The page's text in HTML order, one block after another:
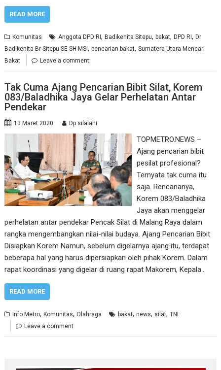
READ MORE
Komunitas Anggota DPD RI,Badikenita Sitepu,bakat,DPD RI,Dr
Badikenita Br Sitepu SE SH MSi,pencarian bakat,Sumatera Utara Mencari
Bakat
Leave a comment
Tak Cuma Ajang Pencarian Bibit Silat, Korem
083/Baladhika Jaya Gelar Perhelatan Antar
Pendekar
13 Maret 2020 Dp silalahi
TOPMETRO.NEWS –
Ajang pencarian bibit
pesilat profesional?
Ternyata tak cuma itu
saja. Rencananya,
Korem 083/Baladhika
Jaya akan menggelar
perhelatan antar pendekar Pencak Silat di Malang Raya dalam
rangka mengembangkan nilai-nilai budaya. Ajang Pencarian Bibit
Disiapkan Korem Namun, sebelum digelarnya ajang itu, terdapat
beberapa hal yang harus dipersiapkan oleh pihak Korem. Dalam
rapat koordinasi yang digelar di ruang rapat Makorem, Kepala…
READ MORE
Info Metro,Komunitas,Olahraga bakat,news, silat,TNI
Leave a comment